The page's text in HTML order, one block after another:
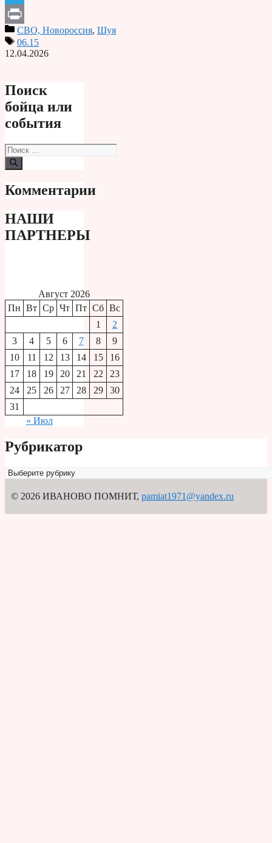
Telegram
PrintСВО, Новороссия, Шуя
06.15
12.04.2026
Поиск
бойца или
события
Поиск:
Комментарии
НАШИ
ПАРТНЕРЫ
Август 2026
Пн Вт Ср Чт Пт Сб Вс
1
2
3
4 5 6 7 8
9
10
11 12 13 14 15
16
17
18 19 20 21 22
23
24
25 26 27 28 29
30
31
« Июл
Рубрикатор
Рубрикатор
© 2026 ИВАНОВО ПОМНИТ, pamiat1971@yandex.ru